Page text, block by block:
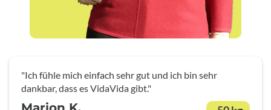
"Ich fühle mich einfach sehr gut und ich bin sehr
dankbar, dass es VidaVida gibt."